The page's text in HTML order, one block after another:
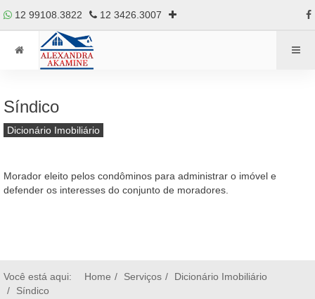
12 99108.3822 12 3426.3007
Síndico
Dicionário Imobiliário
Morador eleito pelos condôminos para administrar o imóvel e
defender os interesses do conjunto de moradores.
Você está aqui: Home Serviços
Dicionário Imobiliário
Síndico